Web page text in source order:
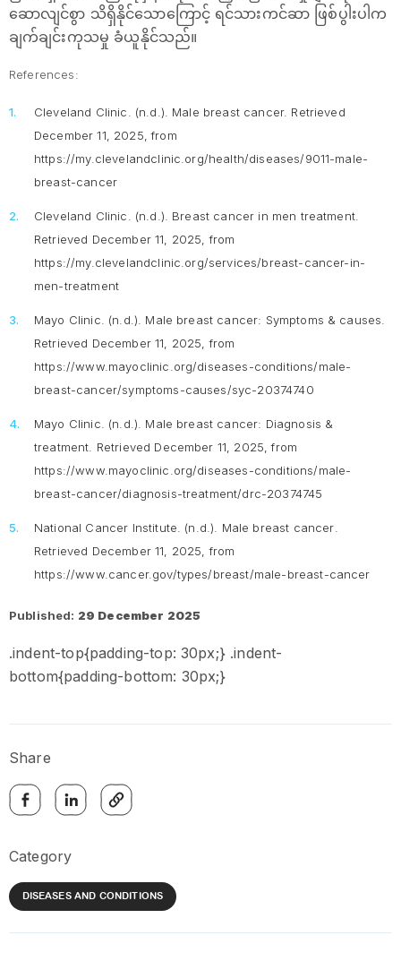
ဆောလျင်စွာ သိရှိနိုင်သောကြောင့် ရင်သားကင်ဆာ ဖြစ်ပွါးပါက
ချက်ချင်းကုသမှု ခံယူနိုင်သည်။
References:
Cleveland Clinic. (n.d.). Male breast cancer. Retrieved
December 11, 2025, from
https://my.clevelandclinic.org/health/diseases/9011-male-
breast-cancer
Cleveland Clinic. (n.d.). Breast cancer in men treatment.
Retrieved December 11, 2025, from
https://my.clevelandclinic.org/services/breast-cancer-in-
men-treatment
Mayo Clinic. (n.d.). Male breast cancer: Symptoms & causes
Retrieved December 11, 2025, from
https://www.mayoclinic.org/diseases-conditions/male-
breast-cancer/symptoms-causes/syc-20374740
Mayo Clinic. (n.d.). Male breast cancer: Diagnosis &
treatment.
Retrieved December 11, 2025, from
https://www.mayoclinic.org/diseases-conditions/male-
breast-cancer/diagnosis-treatment/drc-20374745
National Cancer Institute. (n.d.). Male breast cancer
Retrieved December 11, 2025, from
https://www.cancer.gov/types/breast/male-breast-cancer
Published: 29 December 2025
.indent-top{padding-top: 30px;} .indent-
bottom{padding-bottom: 30px;}
Share
Category
DISEASES AND CONDITIONS